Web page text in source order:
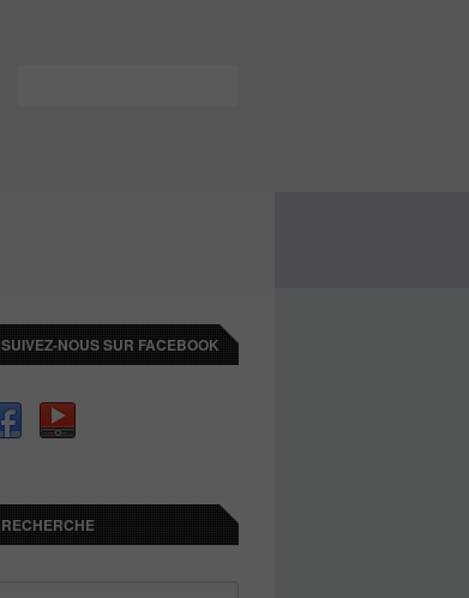
SUIVEZ-NOUS SUR FACEBOOK
RECHERCHE